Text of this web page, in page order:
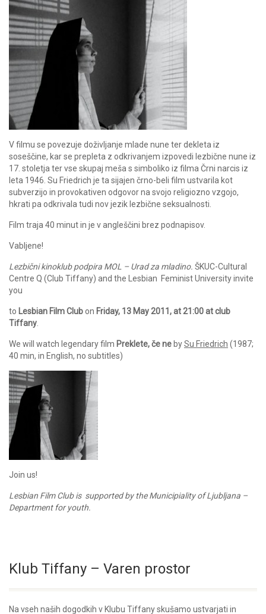
V filmu se povezuje doživljanje mlade nune ter dekleta iz
soseščine, kar se prepleta z odkrivanjem izpovedi lezbične nune iz
17. stoletja ter vse skupaj meša s simboliko iz filma Črni narcis iz
leta 1946. Su Friedrich je ta sijajen črno-beli film ustvarila kot
subverzijo in provokativen odgovor na svojo religiozno vzgojo,
hkrati pa odkrivala tudi nov jezik lezbične seksualnosti.
Film traja 40 minut in je v angleščini brez podnapisov.
Vabljene!
Lezbični kinoklub podpira MOL – Urad za mladino. ŠKUC-Cultural
Centre Q (Club Tiffany) and the Lesbian Feminist University invite
you
to Lesbian Film Clubon Friday, 13 May 2011, at 21:00 at club
Tiffany
We will watch legendary film Preklete, če ne bySu Friedrich (1987;
40 min, in English, no subtitles)
Join us!
Lesbian Film Club is supported by the Municipiality of Ljubljana –
Department for youth.
Klub Tiffany – Varen prostor
Na vseh naših dogodkih v Klubu Tiffany skušamo ustvarjati in